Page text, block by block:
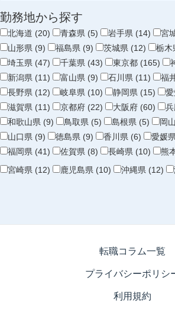
勤務地から探す
北海道 (20) 青森県 (5) 岩手県 (14) 宮
山形県 (9)
福島県 (9) 茨城県 (12) 栃木
埼玉県 (47)
千葉県 (43) 東京都 (165)
新潟県 (11)
富山県 (9) 石川県 (11) 福
長野県 (12)
岐阜県 (10) 静岡県 (15)
滋賀県 (11)
京都府 (22) 大阪府 (60)
和歌山県 (9)
鳥取県 (5) 島根県 (5) 岡
山口県 (9)
徳島県 (9) 香川県 (6) 愛媛
福岡県 (41)
佐賀県 (8) 長崎県 (10) 熊
宮崎県 (12)
鹿児島県 (10) 沖縄県 (12)
転職コラム一覧
プライバシーポリシ
利用規約